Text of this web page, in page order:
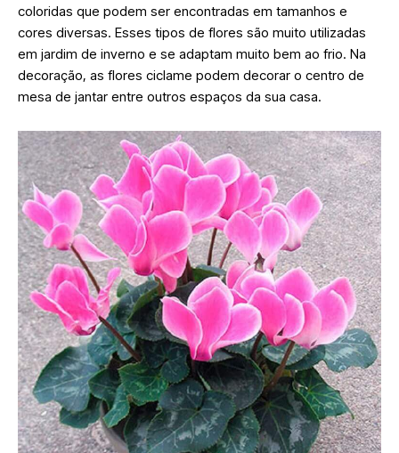
coloridas que podem ser encontradas em tamanhos e
cores diversas. Esses tipos de flores são muito utilizadas
em jardim de inverno e se adaptam muito bem ao frio. Na
decoração, as flores ciclame podem decorar o centro de
mesa de jantar entre outros espaços da sua casa.